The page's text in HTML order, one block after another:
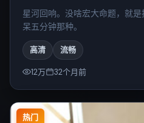
星河回响。没啥宏大命题，就
呆五分钟那种。
高清 流畅
12万 32个月前
热门